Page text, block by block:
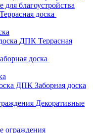
для благоустройства
Террасная доска
Террасная
доска
Заборная доска
Декоративные
ограждения